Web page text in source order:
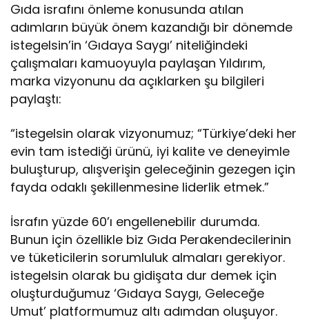
Gıda israfını önleme konusunda atılan
adımların büyük önem kazandığı bir dönemde
istegelsin’in ‘Gıdaya Saygı’ niteliğindeki
çalışmaları kamuoyuyla paylaşan Yıldırım,
marka vizyonunu da açıklarken şu bilgileri
paylaştı:
“istegelsin olarak vizyonumuz; “Türkiye’deki her
evin tam istediği ürünü, iyi kalite ve deneyimle
buluşturup, alışverişin geleceğinin gezegen için
fayda odaklı şekillenmesine liderlik etmek.”
İsrafın yüzde 60’ı engellenebilir durumda.
Bunun için özellikle biz Gıda Perakendecilerinin
ve tüketicilerin sorumluluk almaları gerekiyor.
istegelsin olarak bu gidişata dur demek için
oluşturduğumuz ‘Gıdaya Saygı, Geleceğe
Umut’ platformumuz altı adımdan oluşuyor.